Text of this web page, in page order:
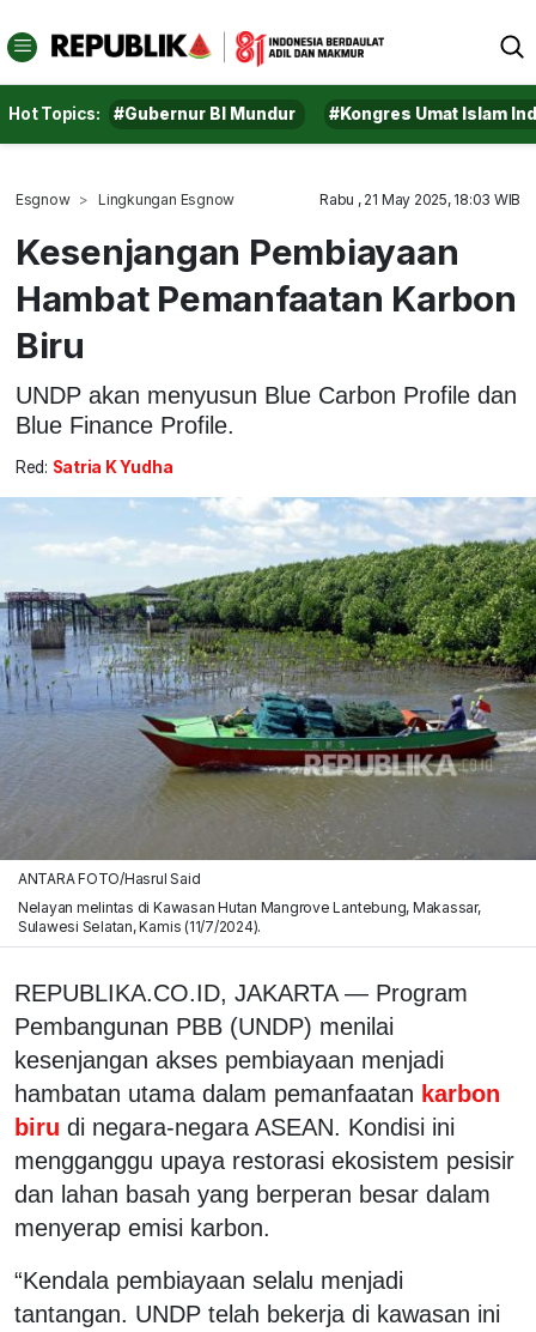
Hot Topics: #Gubernur BI Mundur #Kongres Umat Islam
Esgnow Lingkungan Esgnow Rabu , 21 May 2025, 18:03 WIB
Kesenjangan Pembiayaan
Hambat Pemanfaatan Karbon
Biru
UNDP akan menyusun Blue Carbon Profile dan
Blue Finance Profile.
Red: Satria K Yudha
ANTARA FOTO/Hasrul Said
Nelayan melintas di Kawasan Hutan Mangrove Lantebung, Makassar,
Sulawesi Selatan, Kamis (11/7/2024).
REPUBLIKA.CO.ID, JAKARTA — Program
Pembangunan PBB (UNDP) menilai
kesenjangan akses pembiayaan menjadi
hambatan utama dalam pemanfaatan karbon
biru di negara-negara ASEAN. Kondisi ini
mengganggu upaya restorasi ekosistem pesisir
dan lahan basah yang berperan besar dalam
menyerap emisi karbon.
“Kendala pembiayaan selalu menjadi
tantangan. UNDP telah bekerja di kawasan ini